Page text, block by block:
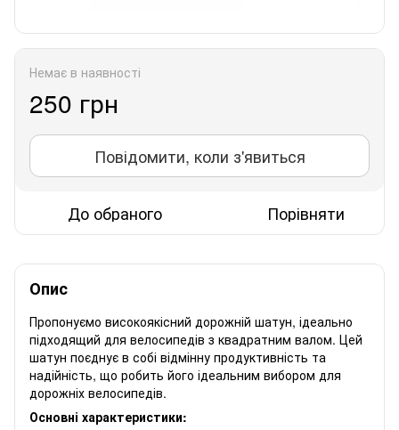
Немає в наявності
250 грн
Повідомити, коли з'явиться
До обраного Порівняти
Опис
Пропонуємо високоякісний дорожній шатун, ідеально
підходящий для велосипедів з квадратним валом. Цей
шатун поєднує в собі відмінну продуктивність та
надійність, що робить його ідеальним вибором для
дорожніх велосипедів.
Основні характеристики: